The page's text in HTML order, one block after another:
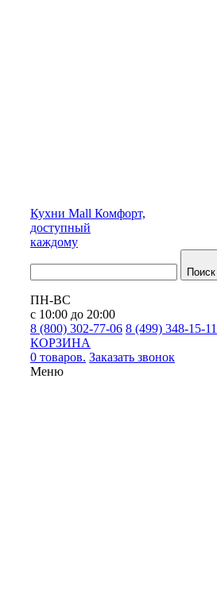
Кухни Mall Комфорт,
доступный
каждому
Поиск
ПН-ВС
с 10:00 до 20:00
8 (800) 302-77-06 8 (499) 348-15-11
КОРЗИНА
0 товаров. Заказать звонок
Меню